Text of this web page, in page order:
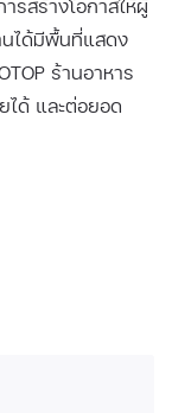
รสร้างโอกาสให้ผู้
นได้มีพื้นที่แสดง
ร้านอาหาร
ได้ และต่อยอด